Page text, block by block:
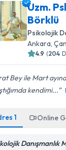
Uzm.
Börklü
Psikolojik
Ankara,
4.9 (204
Bey ile Mart
kendimi...
1 Online
Danışmanlık